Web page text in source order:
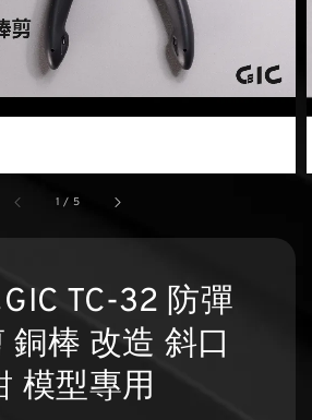
1 / 5
TC-32 防彈
銅棒 改造 斜口
模型專用